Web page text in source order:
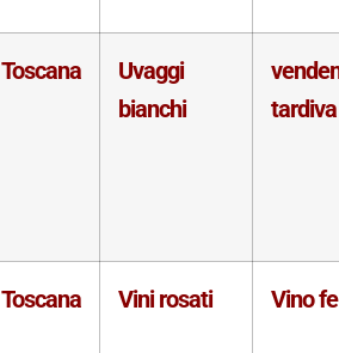
Toscana
Uvaggi
bianchi
tardiva
Toscana Vini rosati Vino